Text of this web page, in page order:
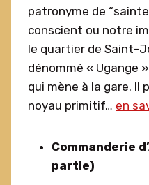
patronyme de
conscient ou notre
le quartier de Saint-
dénommé « Ugange
qui mène à la gare. Il
noyau primitif… en
Commanderie
partie)